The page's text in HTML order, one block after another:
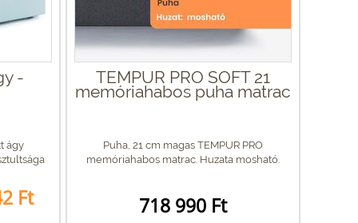
-
ágy
Ft
TEMPUR PRO SOFT 21
memóriahabos puha matrac
Puha, 21 cm magas TEMPUR PRO
memóriahabos matrac. Huzata mosható.
718 990 Ft